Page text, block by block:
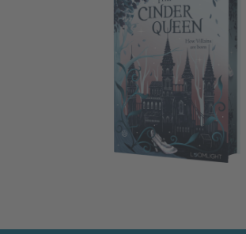
The Cinder Queen 1: How Villains are born